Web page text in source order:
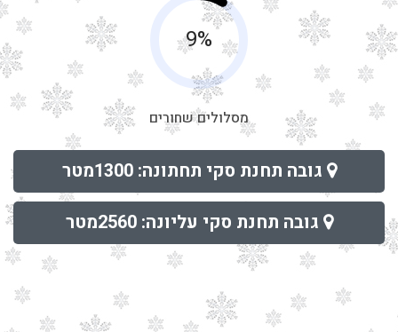
9%
מסלולים שחורים
גובה תחנת סקי תחתונה: 1300מטר
גובה תחנת סקי עליונה: 2560מטר